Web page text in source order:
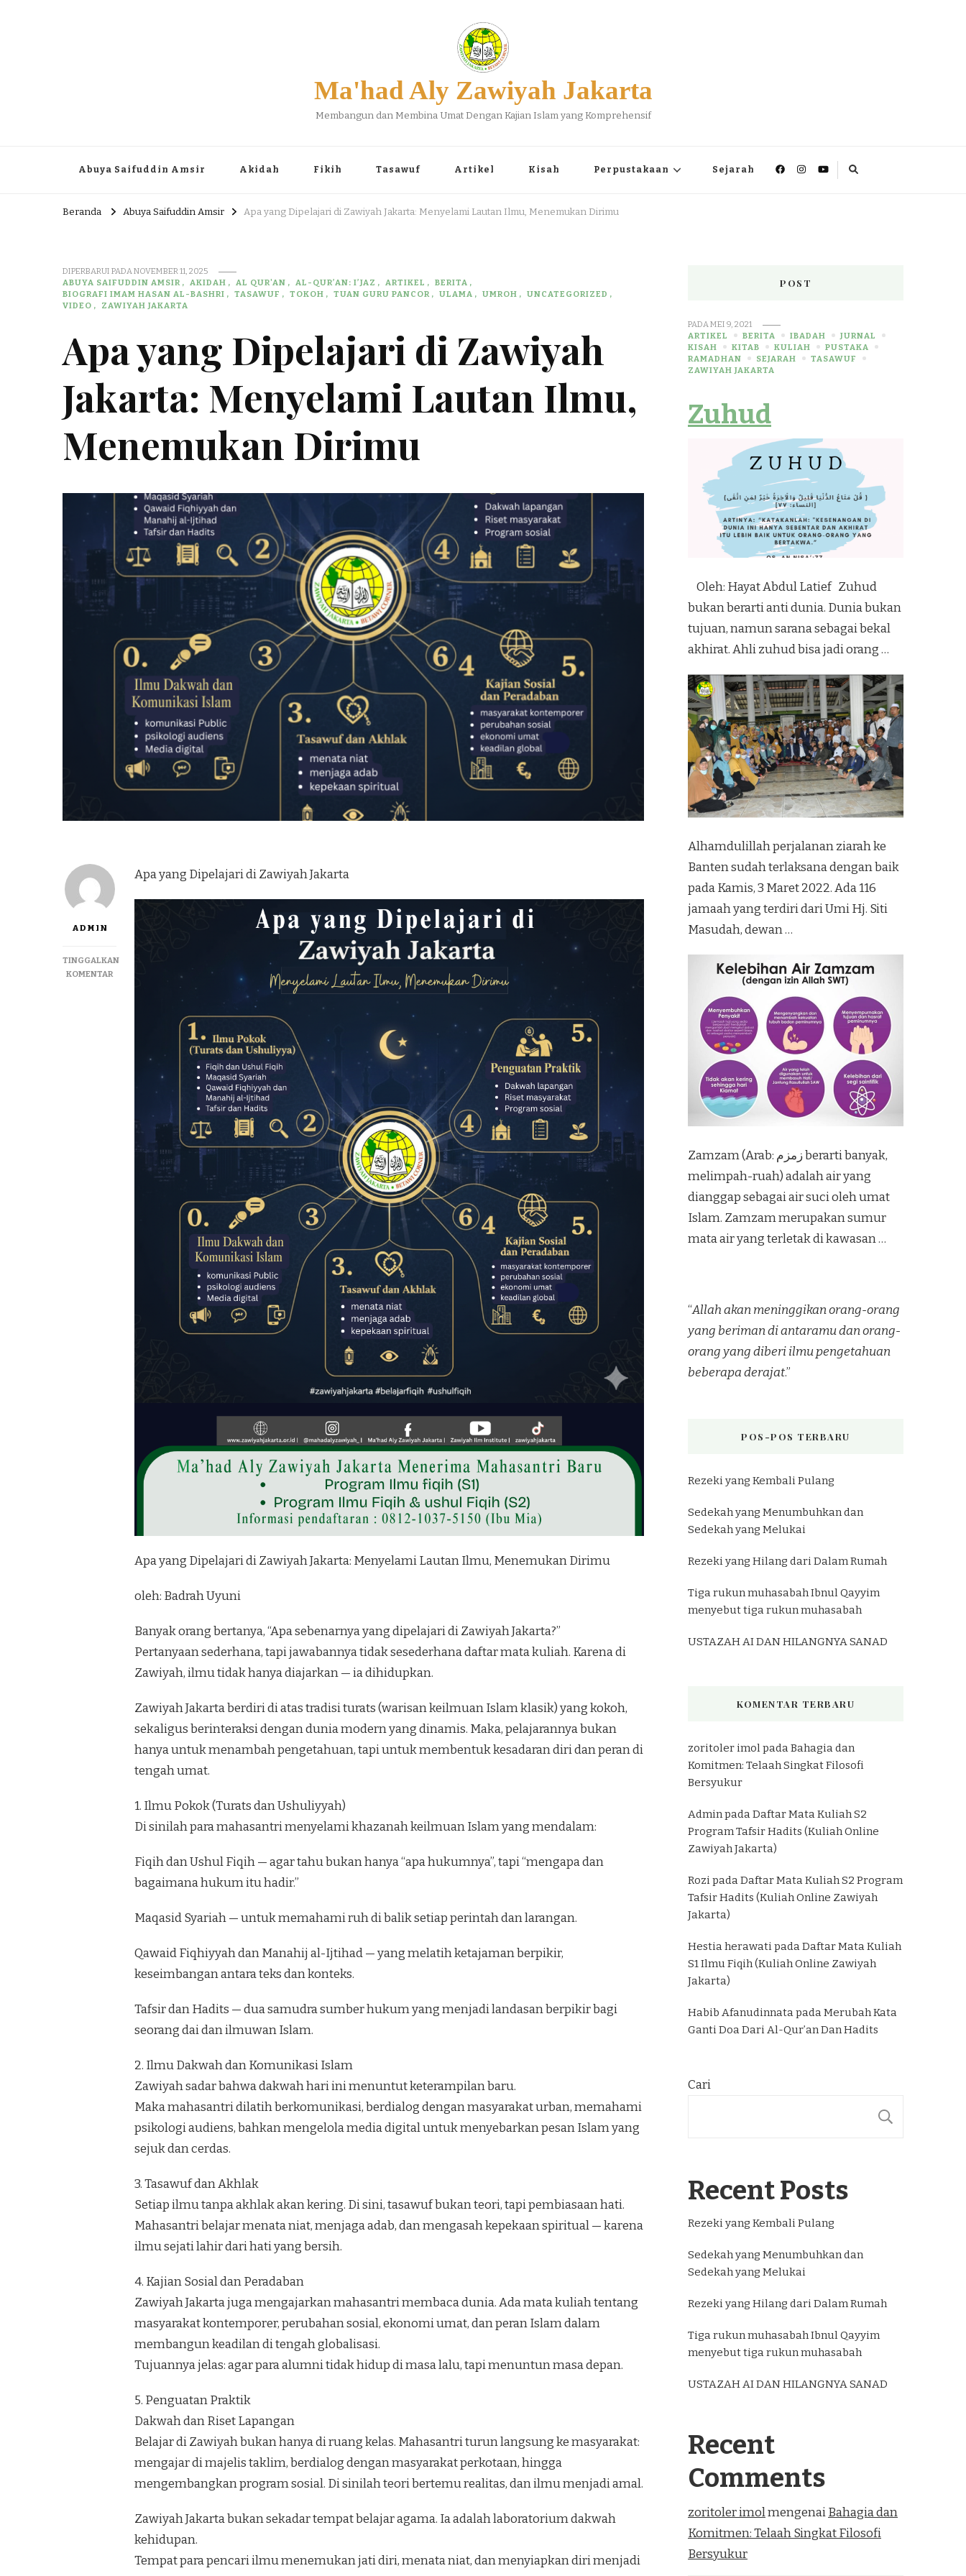
Ma'had Aly Zawiyah Jakarta
Membangun dan Membina Umat Dengan Kajian Islam yang Komprehensif
Abuya Saifuddin Amsir Akidah Fikih Tasawuf Artikel Kisah Perpustakaan Sejarah
Beranda Abuya Saifuddin Amsir Apa yang Dipelajari di Zawiyah Jakarta: Menyelami Lautan Ilmu, Menemukan Dirimu
DIPERBARUI PADANOVEMBER 11, 2025
ABUYA SAIFUDDIN AMSIR
AKIDAH AL QUR'AN AL-QUR’AN: I’JAZ ARTIKEL
BERITA
BIOGRAFI IMAM HASAN AL-BASHRI
TASAWUF TOKOH TUAN GURU PANCOR ULAMA UMROH
UNCATEGORIZED
VIDEO
ZAWIYAH JAKARTA
Apa yang Dipelajari di Zawiyah
Jakarta: Menyelami Lautan Ilmu,
Menemukan Dirimu
ADMIN
TINGGALKAN
KOMENTAR
Apa yang Dipelajari di Zawiyah Jakarta
Apa yang Dipelajari di Zawiyah Jakarta: Menyelami Lautan Ilmu, Menemukan Dirimu
oleh: Badrah Uyuni
Banyak orang bertanya, “Apa sebenarnya yang dipelajari di Zawiyah Jakarta?”
Pertanyaan sederhana, tapi jawabannya tidak sesederhana daftar mata kuliah. Karena di
Zawiyah, ilmu tidak hanya diajarkan — ia dihidupkan.
Zawiyah Jakarta berdiri di atas tradisi turats (warisan keilmuan Islam klasik) yang kokoh,
sekaligus berinteraksi dengan dunia modern yang dinamis. Maka, pelajarannya bukan
hanya untuk menambah pengetahuan, tapi untuk membentuk kesadaran diri dan peran di
tengah umat.
1. Ilmu Pokok (Turats dan Ushuliyyah)
Di sinilah para mahasantri menyelami khazanah keilmuan Islam yang mendalam:
Fiqih dan Ushul Fiqih — agar tahu bukan hanya “apa hukumnya”, tapi “mengapa dan
bagaimana hukum itu hadir.”
Maqasid Syariah — untuk memahami ruh di balik setiap perintah dan larangan.
Qawaid Fiqhiyyah dan Manahij al-Ijtihad — yang melatih ketajaman berpikir,
keseimbangan antara teks dan konteks.
Tafsir dan Hadits — dua samudra sumber hukum yang menjadi landasan berpikir bagi
seorang dai dan ilmuwan Islam.
2. Ilmu Dakwah dan Komunikasi Islam
Zawiyah sadar bahwa dakwah hari ini menuntut keterampilan baru.
Maka mahasantri dilatih berkomunikasi, berdialog dengan masyarakat urban, memahami
psikologi audiens, bahkan mengelola media digital untuk menyebarkan pesan Islam yang
sejuk dan cerdas.
3. Tasawuf dan Akhlak
Setiap ilmu tanpa akhlak akan kering. Di sini, tasawuf bukan teori, tapi pembiasaan hati.
Mahasantri belajar menata niat, menjaga adab, dan mengasah kepekaan spiritual — karena
ilmu sejati lahir dari hati yang bersih.
4. Kajian Sosial dan Peradaban
Zawiyah Jakarta juga mengajarkan mahasantri membaca dunia. Ada mata kuliah tentang
masyarakat kontemporer, perubahan sosial, ekonomi umat, dan peran Islam dalam
membangun keadilan di tengah globalisasi.
Tujuannya jelas: agar para alumni tidak hidup di masa lalu, tapi menuntun masa depan.
5. Penguatan Praktik
Dakwah dan Riset Lapangan
Belajar di Zawiyah bukan hanya di ruang kelas. Mahasantri turun langsung ke masyarakat:
mengajar di majelis taklim, berdialog dengan masyarakat perkotaan, hingga
mengembangkan program sosial. Di sinilah teori bertemu realitas, dan ilmu menjadi amal.
Zawiyah Jakarta bukan sekadar tempat belajar agama. Ia adalah laboratorium dakwah
kehidupan.
Tempat para pencari ilmu menemukan jati diri, menata niat, dan menyiapkan diri menjadi
POST
PADAMEI 9, 2021
ARTIKEL
BERITA IBADAH
JURNAL
KISAH
KITAB KULIAH
PUSTAKA
RAMADHAN
SEJARAH
TASAWUF
ZAWIYAH JAKARTA
Zuhud
Oleh: Hayat Abdul Latief Zuhud
bukan berarti anti dunia. Dunia bukan
tujuan, namun sarana sebagai bekal
akhirat. Ahli zuhud bisa jadi orang …
Alhamdulillah perjalanan ziarah ke
Banten sudah terlaksana dengan baik
pada Kamis, 3 Maret 2022. Ada 116
jamaah yang terdiri dari Umi Hj. Siti
Masudah, dewan …
Zamzam (Arab: زمزم‎ berarti banyak,
melimpah-ruah) adalah air yang
dianggap sebagai air suci oleh umat
Islam. Zamzam merupakan sumur
mata air yang terletak di kawasan …
“Allah akan meninggikan orang-orang
yang beriman di antaramu dan orang-
orang yang diberi ilmu pengetahuan
beberapa derajat.”
POS-POS TERBARU
Rezeki yang Kembali Pulang
Sedekah yang Menumbuhkan dan
Sedekah yang Melukai
Rezeki yang Hilang dari Dalam Rumah
Tiga rukun muhasabah Ibnul Qayyim
menyebut tiga rukun muhasabah
USTAZAH AI DAN HILANGNYA SANAD
KOMENTAR TERBARU
zoritoler imolpadaBahagia dan
Komitmen: Telaah Singkat Filosofi
Bersyukur
AdminpadaDaftar Mata Kuliah S2
Program Tafsir Hadits (Kuliah Online
Zawiyah Jakarta)
RozipadaDaftar Mata Kuliah S2 Program
Tafsir Hadits (Kuliah Online Zawiyah
Jakarta)
Hestia herawatipadaDaftar Mata Kuliah
S1 Ilmu Fiqih (Kuliah Online Zawiyah
Jakarta)
Habib AfanudinnatapadaMerubah Kata
Ganti Doa Dari Al-Qur’an Dan Hadits
Cari
Recent Posts
Rezeki yang Kembali Pulang
Sedekah yang Menumbuhkan dan
Sedekah yang Melukai
Rezeki yang Hilang dari Dalam Rumah
Tiga rukun muhasabah Ibnul Qayyim
menyebut tiga rukun muhasabah
USTAZAH AI DAN HILANGNYA SANAD
Recent
Comments
zoritoler imolmengenaiBahagia dan
Komitmen: Telaah Singkat Filosofi
Bersyukur